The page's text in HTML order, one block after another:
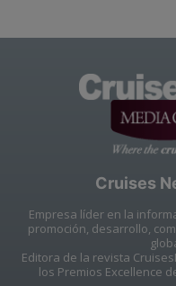
Cruises
Empresa líder en la
promoción, desarrollo,
Editora de la revista
los Premios Excellence